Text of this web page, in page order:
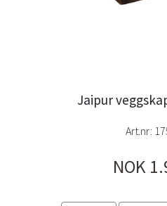
Jaipur
Art.nr:
NOK